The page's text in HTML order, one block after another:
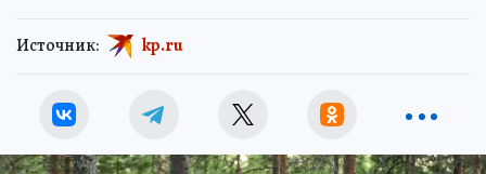
Источник: kp.ru